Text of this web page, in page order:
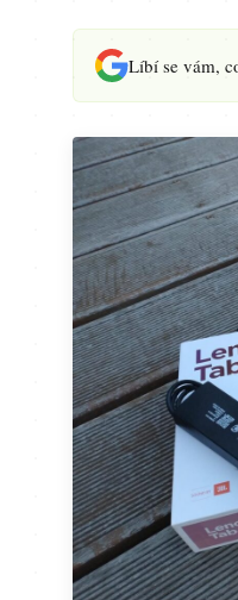
Líbí se vám,